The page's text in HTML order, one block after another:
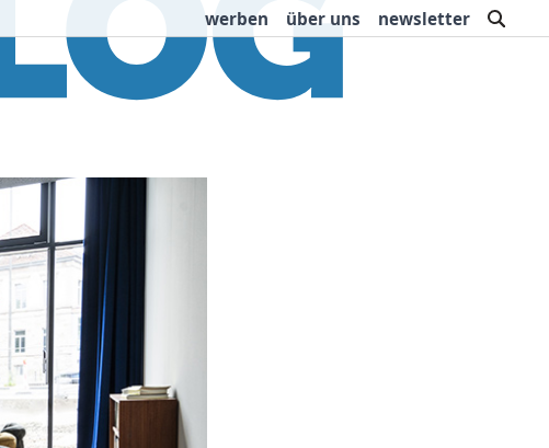
werben über uns newsletter
Werbung
Buchtipps